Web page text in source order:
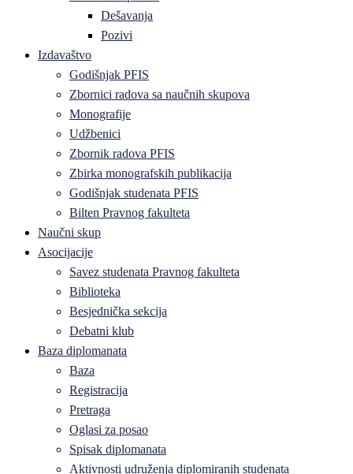
Dešavanja
Pozivi
Izdavaštvo
Godišnjak PFIS
Zbornici radova sa naučnih skupova
Monografije
Udžbenici
Zbornik radova PFIS
Zbirka monografskih publikacija
Godišnjak studenata PFIS
Bilten Pravnog fakulteta
Naučni skup
Asocijacije
Savez studenata Pravnog fakulteta
Biblioteka
Besjednička sekcija
Debatni klub
Baza diplomanata
Baza
Registracija
Pretraga
Oglasi za posao
Spisak diplomanata
Aktivnosti udruženja diplomiranih studenata